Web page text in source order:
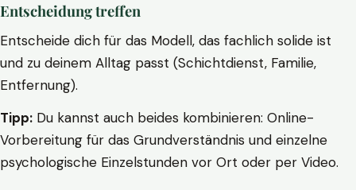
Entscheidung treffen
Entscheide dich für das Modell, das fachlich solide ist
und zu deinem Alltag passt (Schichtdienst, Familie,
Entfernung).
Tipp: Du kannst auch beides kombinieren: Online-
Vorbereitung für das Grundverständnis und einzelne
psychologische Einzelstunden vor Ort oder per Video.